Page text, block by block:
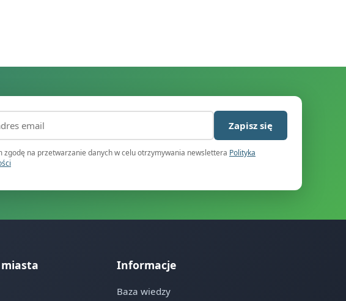
(wymagany)
Zapisz się
zgodę na przetwarzanie danych w celu otrzymywania newslettera Polityka
Informacje
Baza wiedzy